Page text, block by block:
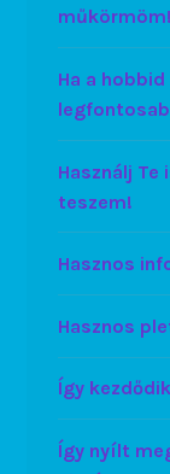
műkörmöm!
Ha a
Használj
teszem!
Hasznos
Hasznos
Így
Így nyílt